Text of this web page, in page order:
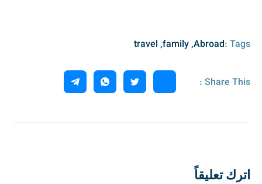
Tags :
Abroad
,
family
,
travel
Share This :
اترك تعليقاً